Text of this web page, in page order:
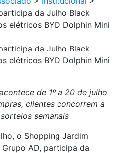
da Julho Black
elétricos BYD Dolphin Mini
da Julho Black
elétricos BYD Dolphin Mini
de 1º a 20 de julho
clientes concorrem a
semanais
o Shopping Jardim
AD, participa da